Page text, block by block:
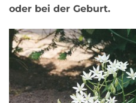
oder bei der Geburt.